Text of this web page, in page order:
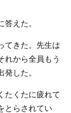
答えた。
てきた。先生は
れから全員もう
した。
たくたに疲れて
とらされてい